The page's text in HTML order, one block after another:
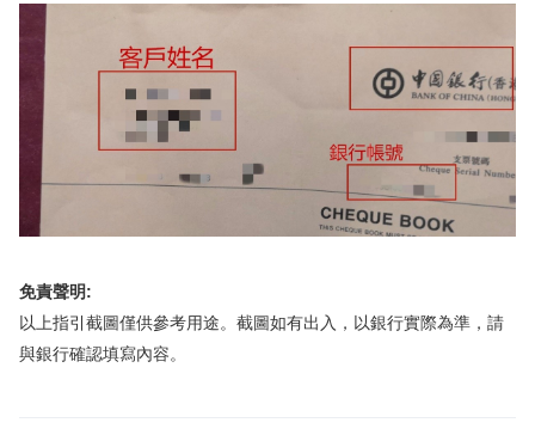
免責聲明:
以上指引截圖僅供參考用途。截圖如有出入，以銀行實際為準，請
與銀行確認填寫內容。